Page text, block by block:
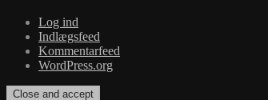
Log ind
Indlægsfeed
Kommentarfeed
WordPress.org